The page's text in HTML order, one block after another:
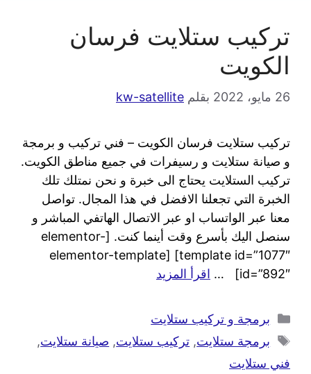
تركيب ستلايت فرسان
الكويت
26 مايو، 2022 بقلم kw-satellite
تركيب ستلايت فرسان الكويت – فني تركيب و برمجة
و صيانة ستلايت و رسيفرات في جميع مناطق الكويت.
تركيب الستلايت يحتاج الى خبرة و نحن نمتلك تلك
الخبرة التي تجعلنا الافضل في هذا المجال. تواصل
معنا عبر الواتساب او عبر الاتصال الهاتفي المباشر و
سنصل اليك بأسرع وقت أينما كنت. [elementor-
template id=”1077″] [elementor-template
id=”892″] …
اقرأ المزيد
برمجة و تركيب ستلايت
برمجة ستلايت, تركيب ستلايت, صيانة ستلايت,
فني ستلايت